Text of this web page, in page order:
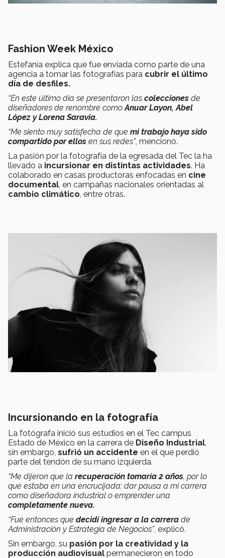
Fashion Week México
Estefanía explica que fue enviada como parte de una
agencia a tomar las fotografías para cubrir el último
día de desfiles.
“En este último día se presentaron las colecciones de
diseñadores de renombre comoAnuar Layon, Abel
López y Lorena Saravia.
“Me siento muy satisfecha de que mi trabajo haya sido
compartido por ellos en sus redes”, mencionó.
La pasión por la fotografía de la egresada del Tec la ha
llevado a incursionar en distintas actividades. Ha
colaborado en casas productoras enfocadas en cine
documental, en campañas nacionales orientadas al
cambio climático, entre otras.
Incursionando en la fotografía
La fotógrafa inició sus estudios en el Tec campus
Estado de México en la carrera de Diseño Industrial,
sin embargo, sufrió un accidente en el que perdió
parte del tendón de su mano izquierda.
“Me dijeron que la recuperación tomaría 2 años, por lo
que estaba en una encrucijada: dar pausa a mi carrera
como diseñadora industrial o emprender una
completamente nueva.
“Fue entonces que decidí ingresar a la carrera de
Administración y Estrategia de Negocios”, explicó.
Sin embargo, su pasión por la creatividad y la
producción audiovisual permanecieron en todo